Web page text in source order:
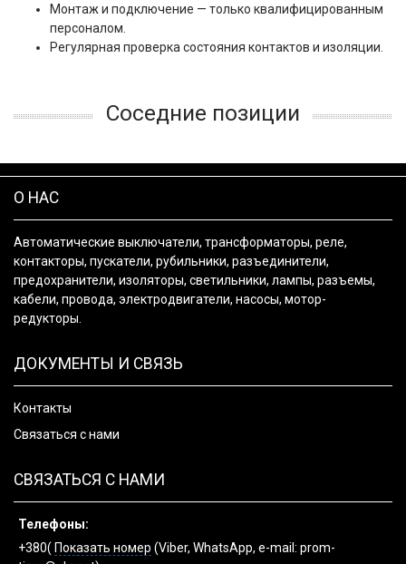
Монтаж и подключение — только квалифицированным
персоналом.
Регулярная проверка состояния контактов и изоляции.
Соседние позиции
О НАС
Автоматические выключатели, трансформаторы, реле,
контакторы, пускатели, рубильники, разъединители,
предохранители, изоляторы, светильники, лампы, разъемы,
кабели, провода, электродвигатели, насосы, мотор-
редукторы.
ДОКУМЕНТЫ И СВЯЗЬ
Контакты
Связаться с нами
СВЯЗАТЬСЯ С НАМИ
Телефоны:
+380( Показать номер (Viber, WhatsApp, e-mail: prom-